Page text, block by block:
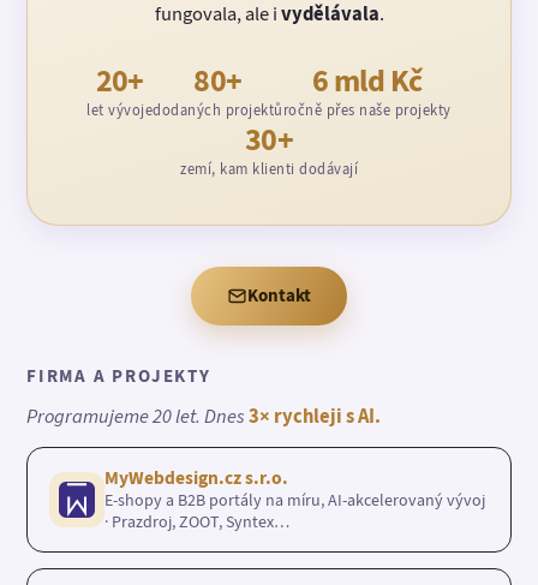
fungovala, ale ivydělávala.
20+
let vývoje
80+
dodaných projektů
6 mld Kč
ročně přes naše projekty
30+
zemí, kam klienti dodávají
Kontakt
FIRMA A PROJEKTY
Programujeme 20 let. Dnes3× rychleji s AI.
MyWebdesign.cz s.r.o.
E-shopy a B2B portály na míru, AI-akcelerovaný vývoj
· Prazdroj, ZOOT, Syntex…